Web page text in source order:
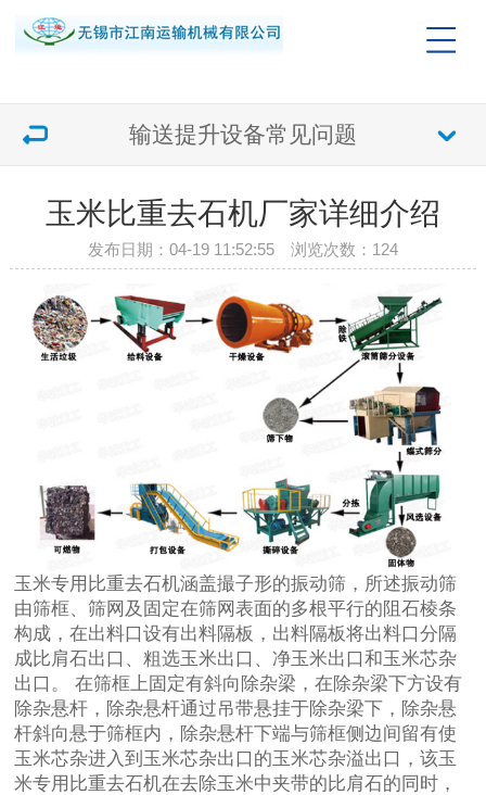
输送提升设备常见问题
玉米比重去石机厂家详细介绍
发布日期：04-19 11:52:55 浏览次数： 124
玉米专用比重去石机涵盖撮子形的振动筛，所述振动筛
由筛框、筛网及固定在筛网表面的多根平行的阻石棱条
构成，在出料口设有出料隔板，出料隔板将出料口分隔
成比肩石出口、粗选玉米出口、净玉米出口和玉米芯杂
出口。 在筛框上固定有斜向除杂梁，在除杂梁下方设有
除杂悬杆，除杂悬杆通过吊带悬挂于除杂梁下，除杂悬
杆斜向悬于筛框内，除杂悬杆下端与筛框侧边间留有使
玉米芯杂进入到玉米芯杂出口的玉米芯杂溢出口，该玉
米专用比重去石机在去除玉米中夹带的比肩石的同时，